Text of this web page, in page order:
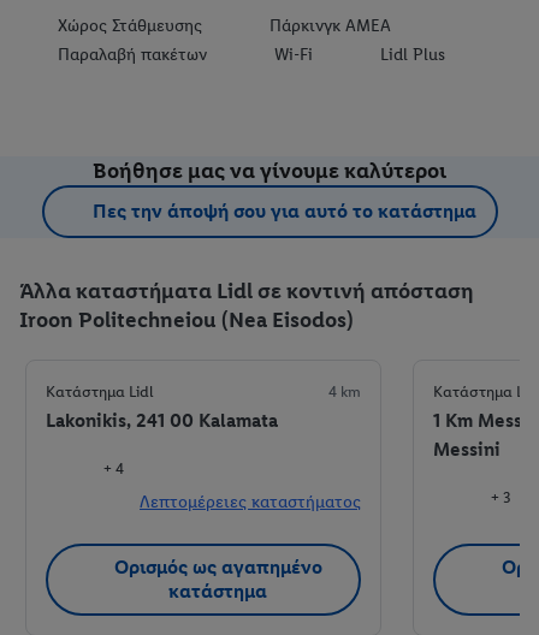
Χώρος Στάθμευσης
Πάρκινγκ ΑΜΕΑ
Παραλαβή πακέτων
Wi-Fi Lidl Plus
Βοήθησε μας να γίνουμε καλύτεροι
Πες την άποψή σου για αυτό το κατάστημα
Άλλα καταστήματα Lidl σε κοντινή απόσταση
Iroon Politechneiou (Nea Eisodos)
Κατάστημα Lidl 4 km
Lakonikis, 241 00 Kalamata
+ 4
Λεπτομέρειες καταστήματος
Ορισμός ως αγαπημένο
κατάστημα
Κατάστημα
1 Km
Messini
+ 3